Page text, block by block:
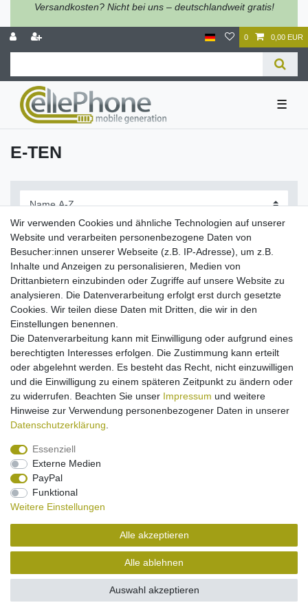
Versandkosten? Nicht bei uns – deutschlandweit gratis!
0 0,00 EUR
☰
E-TEN
Filter
Impressum Daten­schutz­erklärung Widerrufs­recht
Vertrag widerrufen Kontakt
Wir verwenden Cookies und ähnliche Technologien auf unserer
Website und verarbeiten personenbezogene Daten von
Besucher:innen unserer Webseite (z.B. IP-Adresse), um z.B.
Inhalte und Anzeigen zu personalisieren, Medien von
Drittanbietern einzubinden oder Zugriffe auf unsere Website zu
analysieren. Die Datenverarbeitung erfolgt erst durch gesetzte
Cookies. Wir teilen diese Daten mit Dritten, die wir in den
Einstellungen benennen.
Die Datenverarbeitung kann mit Einwilligung oder aufgrund eines
berechtigten Interesses erfolgen. Die Zustimmung kann erteilt
oder abgelehnt werden. Es besteht das Recht, nicht einzuwilligen
und die Einwilligung zu einem späteren Zeitpunkt zu ändern oder
zu widerrufen. Beachten Sie unser Impressum und weitere
Hinweise zur Verwendung personenbezogener Daten in unserer
Daten­schutz­erklärung
Essenziell
Externe Medien
PayPal
Funktional
Weitere Einstellungen
Alle akzeptieren
Alle ablehnen
Auswahl akzeptieren